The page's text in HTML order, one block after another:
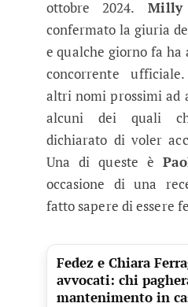
ottobre 2024. Milly
confermato la giuria
e qualche giorno fa
concorrente
altri nomi prossimi ad
alcuni dei quali
dichiarato di voler
Una di queste è
occasione di una
fatto sapere di essere
Fedez e Chiara
avvocati: chi
mantenimento in